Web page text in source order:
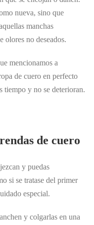
nueva, sino que
manchas
olores no deseados.
mencionamos a
de cuero en perfecto
tiempo y no se deterioran.
de cuero
y puedas
si se tratase del primer
especial.
y colgarlas en una